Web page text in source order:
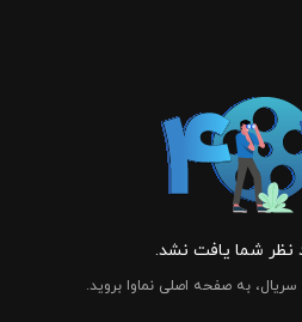
نظر شما یافت نشد.
سریال، به صفحه اصلی نماوا بروید.